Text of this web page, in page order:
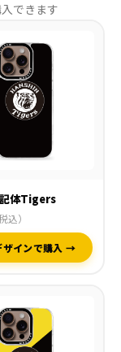
できます
体Tigers
込）
ザインで購入 →